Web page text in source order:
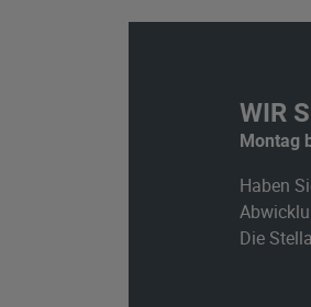
WIR
Montag
Haben
Die